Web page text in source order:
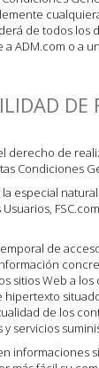
de todos los
ADM.com o a
DE
derecho de
Condiciones
especial
de
sitios Web a
de los
servicios
informaciones